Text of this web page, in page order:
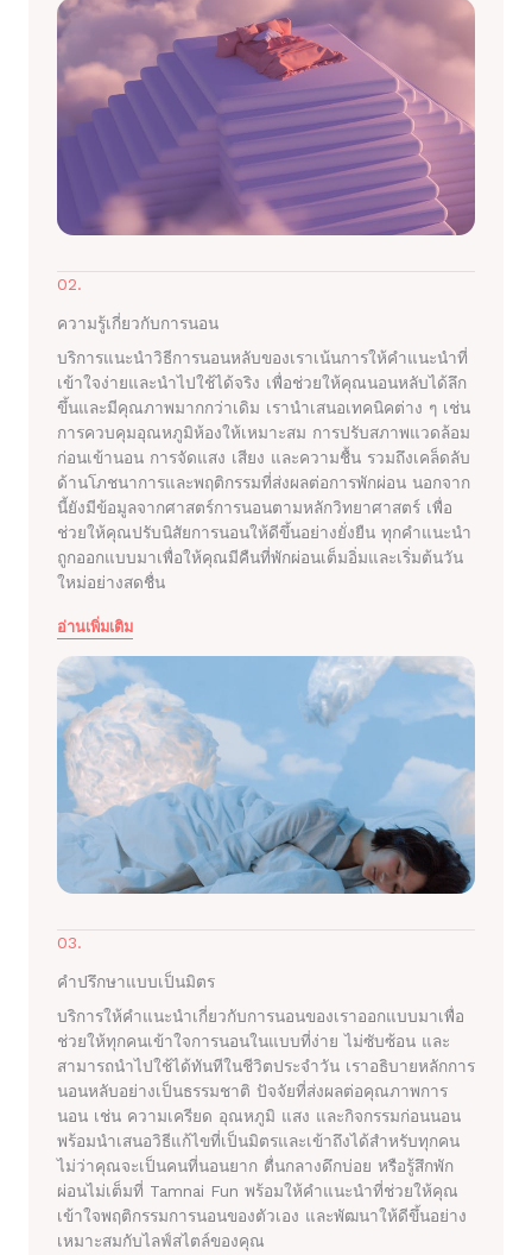
02.
ความรู้เกี่ยวกับการนอน
บริการแนะนำวิธีการนอนหลับของเราเน้นการให้คำแนะนำที่
เข้าใจง่ายและนำไปใช้ได้จริง เพื่อช่วยให้คุณนอนหลับได้ลึก
ขึ้นและมีคุณภาพมากกว่าเดิม เรานำเสนอเทคนิคต่าง ๆ เช่น
การควบคุมอุณหภูมิห้องให้เหมาะสม การปรับสภาพแวดล้อม
ก่อนเข้านอน การจัดแสง เสียง และความชื้น รวมถึงเคล็ดลับ
ด้านโภชนาการและพฤติกรรมที่ส่งผลต่อการพักผ่อน นอกจาก
นี้ยังมีข้อมูลจากศาสตร์การนอนตามหลักวิทยาศาสตร์ เพื่อ
ช่วยให้คุณปรับนิสัยการนอนให้ดีขึ้นอย่างยั่งยืน ทุกคำแนะนำ
ถูกออกแบบมาเพื่อให้คุณมีคืนที่พักผ่อนเต็มอิ่มและเริ่มต้นวัน
ใหม่อย่างสดชื่น
อ่านเพิ่มเติม
03.
คำปรึกษาแบบเป็นมิตร
บริการให้คำแนะนำเกี่ยวกับการนอนของเราออกแบบมาเพื่อ
ช่วยให้ทุกคนเข้าใจการนอนในแบบที่ง่าย ไม่ซับซ้อน และ
สามารถนำไปใช้ได้ทันทีในชีวิตประจำวัน เราอธิบายหลักการ
นอนหลับอย่างเป็นธรรมชาติ ปัจจัยที่ส่งผลต่อคุณภาพการ
นอน เช่น ความเครียด อุณหภูมิ แสง และกิจกรรมก่อนนอน
พร้อมนำเสนอวิธีแก้ไขที่เป็นมิตรและเข้าถึงได้สำหรับทุกคน
ไม่ว่าคุณจะเป็นคนที่นอนยาก ตื่นกลางดึกบ่อย หรือรู้สึกพัก
ผ่อนไม่เต็มที่ Tamnai Fun พร้อมให้คำแนะนำที่ช่วยให้คุณ
เข้าใจพฤติกรรมการนอนของตัวเอง และพัฒนาให้ดีขึ้นอย่าง
เหมาะสมกับไลฟ์สไตล์ของคุณ